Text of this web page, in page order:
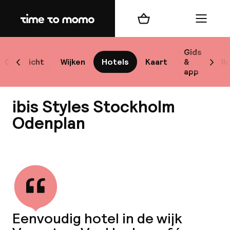
Home
Overzicht Wijken Hotels Kaart
Gids
&
app
Scroll naar links
Winkelmand Menu
ibis Styles Stockholm
Odenplan
Eenvoudig hotel in de wijk